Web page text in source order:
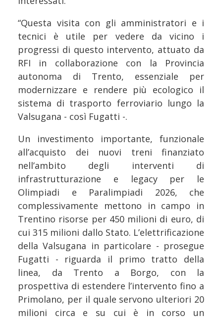
“Questa visita con gli amministratori e i
tecnici è utile per vedere da vicino i
progressi di questo intervento, attuato da
RFI in collaborazione con la Provincia
autonoma di Trento, essenziale per
modernizzare e rendere più ecologico il
sistema di trasporto ferroviario lungo la
Valsugana - così Fugatti -.
Un investimento importante, funzionale
all’acquisto dei nuovi treni finanziato
nell’ambito degli interventi di
infrastrutturazione e legacy per le
Olimpiadi e Paralimpiadi 2026, che
complessivamente mettono in campo in
Trentino risorse per 450 milioni di euro, di
cui 315 milioni dallo Stato. L’elettrificazione
della Valsugana in particolare - prosegue
Fugatti - riguarda il primo tratto della
linea, da Trento a Borgo, con la
prospettiva di estendere l’intervento fino a
Primolano, per il quale servono ulteriori 20
milioni circa e su cui è in corso un